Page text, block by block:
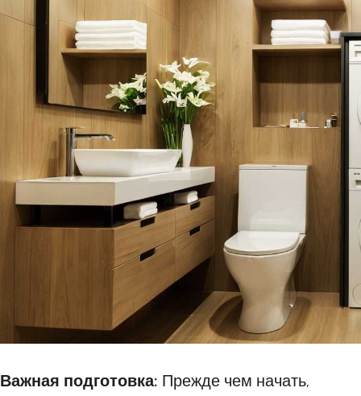
Важная подготовка: Прежде чем начать,